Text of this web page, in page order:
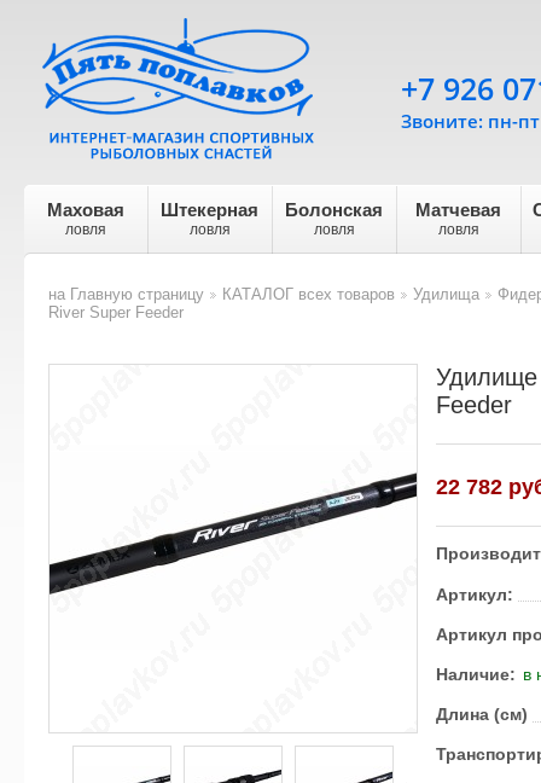
Маховая
ловля
Штекерная
ловля
Болонская
ловля
Матчевая
ловля
+7 926
Звоните: пн-
на Главную страницу
КАТАЛОГ всех товаров
Удилища
River Super Feeder
Удилище
Feeder
22 782
Артикул:
Артикул
Наличие: в
Длина (см)